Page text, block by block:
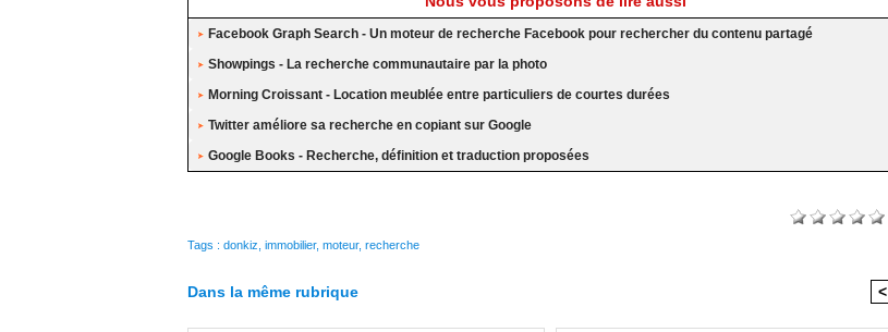
Facebook Graph Search - Un moteur de recherche Facebook pour rechercher du contenu partagé
Showpings - La recherche communautaire par la photo
Morning Croissant - Location meublée entre particuliers de courtes durées
Twitter améliore sa recherche en copiant sur Google
Google Books - Recherche, définition et traduction proposées
Tags : donkiz immobilier, moteur, recherche
Dans la même rubrique <